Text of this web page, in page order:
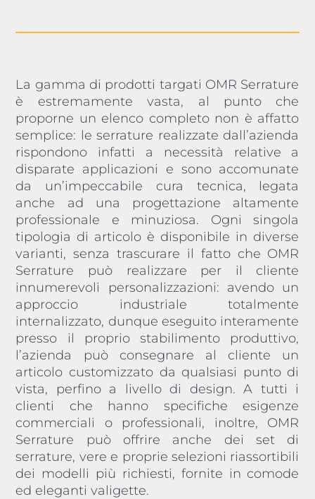
La gamma di prodotti targati OMR Serrature
è estremamente vasta, al punto che
proporne un elenco completo non è affatto
semplice: le serrature realizzate dall’azienda
rispondono infatti a necessità relative a
disparate applicazioni e sono accomunate
da un’impeccabile cura tecnica, legata
anche ad una progettazione altamente
professionale e minuziosa. Ogni singola
tipologia di articolo è disponibile in diverse
varianti, senza trascurare il fatto che OMR
Serrature può realizzare per il cliente
innumerevoli personalizzazioni: avendo un
approccio industriale totalmente
internalizzato, dunque eseguito interamente
presso il proprio stabilimento produttivo,
l’azienda può consegnare al cliente un
articolo customizzato da qualsiasi punto di
vista, perfino a livello di design. A tutti i
clienti che hanno specifiche esigenze
commerciali o professionali, inoltre, OMR
Serrature può offrire anche dei set di
serrature, vere e proprie selezioni riassortibili
dei modelli più richiesti, fornite in comode
ed eleganti valigette.